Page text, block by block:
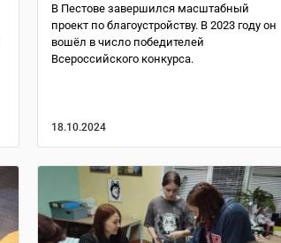
В Пестове завершился масштабный
проект по благоустройству. В 2023 году он
вошёл в число победителей
Всероссийского конкурса.
18.10.2024